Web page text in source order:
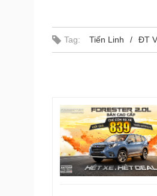
Tag: Tiến Linh ĐT